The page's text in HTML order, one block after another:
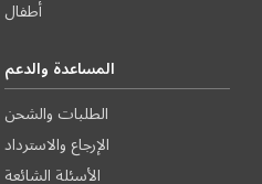
أطفال
المساعدة والدعم
الطلبات والشحن
الإرجاع والاسترداد
الأسئلة الشائعة